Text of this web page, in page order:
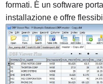
formati. È un software
installazione e offre